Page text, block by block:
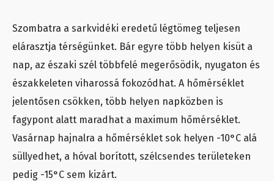
Szombatra a sarkvidéki eredetű légtömeg teljesen
elárasztja térségünket. Bár egyre több helyen kisüt a
nap, az északi szél többfelé megerősödik, nyugaton és
északkeleten viharossá fokozódhat. A hőmérséklet
jelentősen csökken, több helyen napközben is
fagypont alatt maradhat a maximum hőmérséklet.
Vasárnap hajnalra a hőmérséklet sok helyen -10°C alá
süllyedhet, a hóval borított, szélcsendes területeken
pedig -15°C sem kizárt.